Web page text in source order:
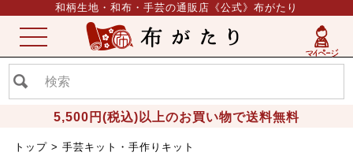
和柄生地・和布・手芸の通販店《公式》布がたり
5,500円(税込)以上のお買い物で送料無料
ME
NU
トップ
手芸キット・手作りキット